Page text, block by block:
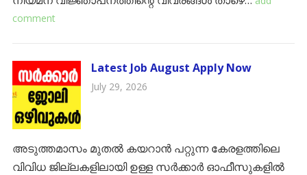
comment
Latest Job August Apply Now
July 29, 2026
അടുത്തമാസം മുതൽ കയറാൻ പറ്റുന്ന കേരളത്തിലെ
വിവിധ ജില്ലകളിലായി ഉള്ള സർക്കാർ ഓഫീസുകളിൽ